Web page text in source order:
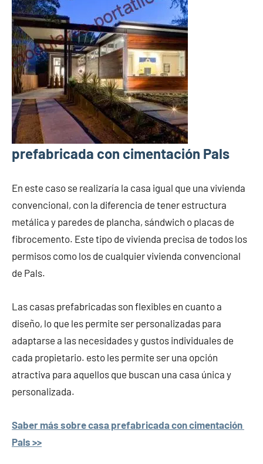
prefabricada con cimentación Pals
En este caso se realizaría la casa igual que una vivienda
convencional, con la diferencia de tener estructura
metálica y paredes de plancha, sándwich o placas de
fibrocemento. Este tipo de vivienda precisa de todos los
permisos como los de cualquier vivienda convencional
de Pals.
Las casas prefabricadas son flexibles en cuanto a
diseño, lo que les permite ser personalizadas para
adaptarse a las necesidades y gustos individuales de
cada propietario. esto les permite ser una opción
atractiva para aquellos que buscan una casa única y
personalizada.
Saber más sobre casa prefabricada con cimentación
Pals >>